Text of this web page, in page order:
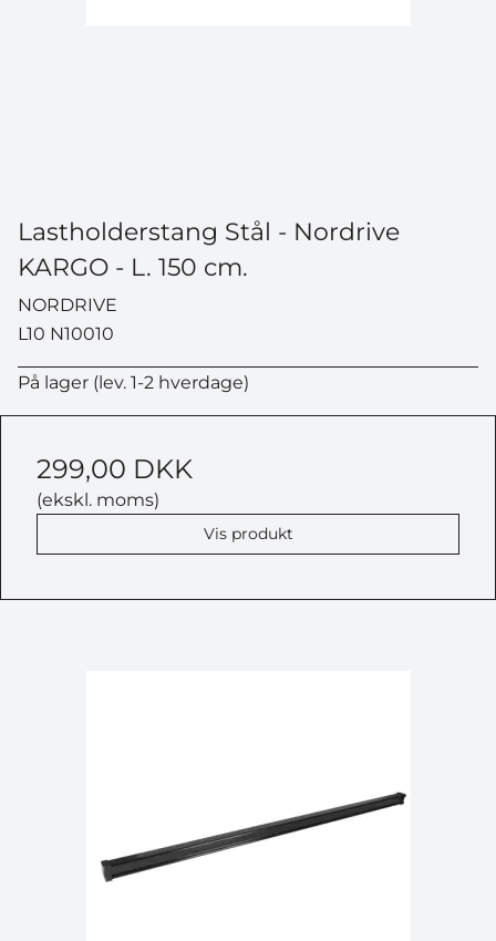
Lastholderstang Stål - Nordrive
KARGO - L. 150 cm.
NORDRIVE
L10 N10010
På lager (lev. 1-2 hverdage)
299,00 DKK
(ekskl. moms)
Vis produkt